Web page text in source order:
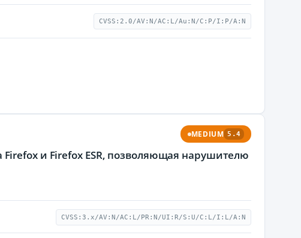
CVSS:2.0/AV:N/AC:L/Au:N/C:P/I:P/A:N
MEDIUM 5.4
и Firefox ESR, позволяющая нарушителю
CVSS:3.x/AV:N/AC:L/PR:N/UI:R/S:U/C:L/I:L/A:N